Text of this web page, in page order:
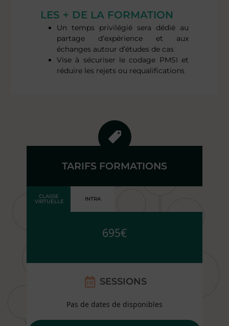
LES + DE LA FORMATION
Un temps privilégié sera dédié au
partage d’expérience et aux
échanges autour d’études de cas
Vise à sécuriser le codage PMSI et
réduire les rejets ou requalifications
TARIFS FORMATIONS
CLASSE
VIRTUELLE INTRA
695€
SESSIONS
Pas de dates de disponibles